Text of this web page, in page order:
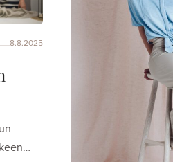
8.8.2025